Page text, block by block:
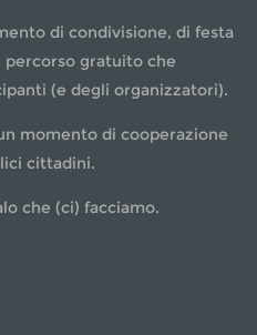
di condivisione, di festa
gratuito che
(e degli organizzatori).
momento di cooperazione
cittadini.
che (ci) facciamo.